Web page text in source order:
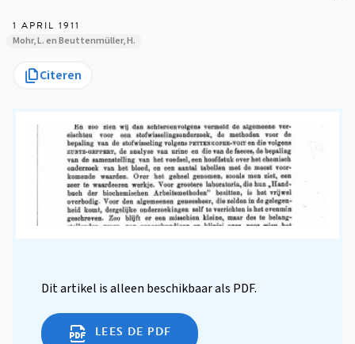
1 APRIL 1911
Mohr, L. en Beuttenmüller, H.
Citeren
Dit artikel is alleen beschikbaar als PDF.
LEES DE PDF